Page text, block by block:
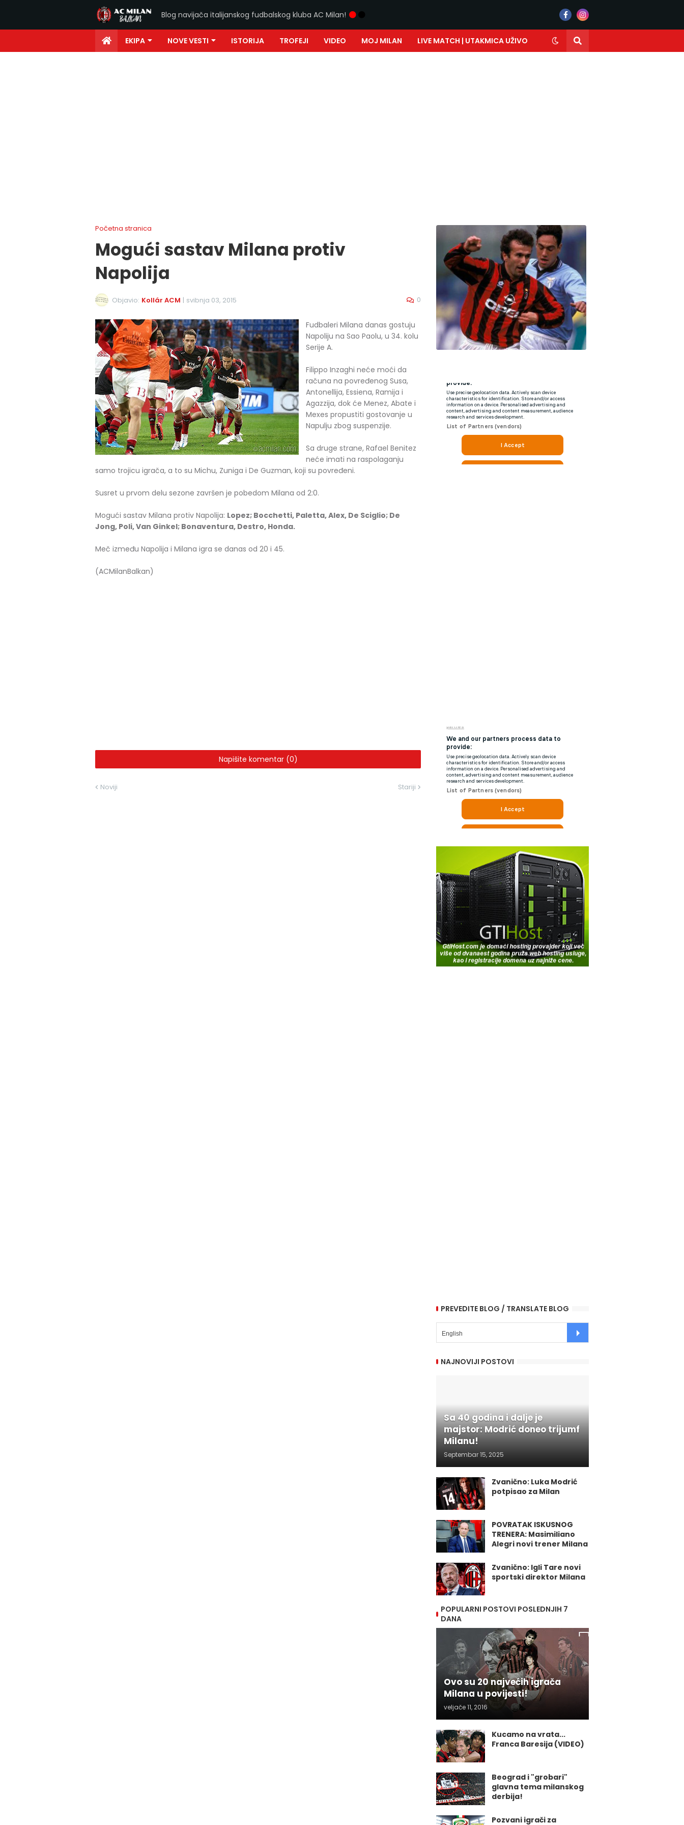
Blog navijača italijanskog fudbalskog kluba AC Milan!
EKIPA NOVE VESTI ISTORIJA TROFEJI VIDEO MOJ MILAN LIVE MATCH | UTAKMICA UŽIVO
Početna stranica
Mogući sastav Milana protiv
Napolija
Objavio: Kollár ACM | svibnja 03, 2015 0
Fudbaleri Milana danas gostuju
Napoliju na Sao Paolu, u 34. kolu
Serije A.
Filippo Inzaghi neće moći da
računa na povređenog Susa,
Antonellija, Essiena, Ramija i
Agazzija, dok će Menez, Abate i
Mexes propustiti gostovanje u
Napulju zbog suspenzije.
Sa druge strane, Rafael Benitez
neće imati na raspolaganju
samo trojicu igrača, a to su Michu, Zuniga i De Guzman, koji su povređeni.
Susret u prvom delu sezone završen je pobedom Milana od 2:0.
Mogući sastav Milana protiv Napolija: Lopez; Bocchetti, Paletta, Alex, De Sciglio; De
Jong, Poli, Van Ginkel; Bonaventura, Destro, Honda.
Meč između Napolija i Milana igra se danas od 20 i 45.
(ACMilanBalkan)
Napišite komentar (0)
Noviji Stariji
PREVEDITE BLOG / TRANSLATE BLOG
NAJNOVIJI POSTOVI
Sa 40 godina i dalje je
majstor: Modrić doneo trijumf
Milanu!
Septembar 15, 2025
Zvanično: Luka Modrić
potpisao za Milan
POVRATAK ISKUSNOG
TRENERA: Masimiliano
Alegri novi trener Milana
Zvanično: Igli Tare novi
sportski direktor Milana
POPULARNI POSTOVI POSLEDNJIH 7
DANA
Ovo su 20 najvećih igrača
Milana u povijesti!
veljače 11, 2016
Kucamo na vrata...
Franca Baresija (VIDEO)
Beograd i "grobari"
glavna tema milanskog
derbija!
Pozvani igrači za